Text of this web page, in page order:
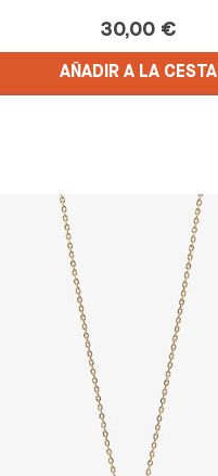
30,00 €
AÑADIR A LA CESTA